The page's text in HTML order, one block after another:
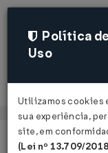
Página Inicial
Política
Uso
Utilizamos cookies
sua experiência,
site, em
(Lei nº 13.709/